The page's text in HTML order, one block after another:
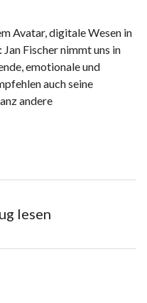
Avatar, digitale Wesen in
Fischer nimmt uns in
emotionale und
auch seine
andere
lesen